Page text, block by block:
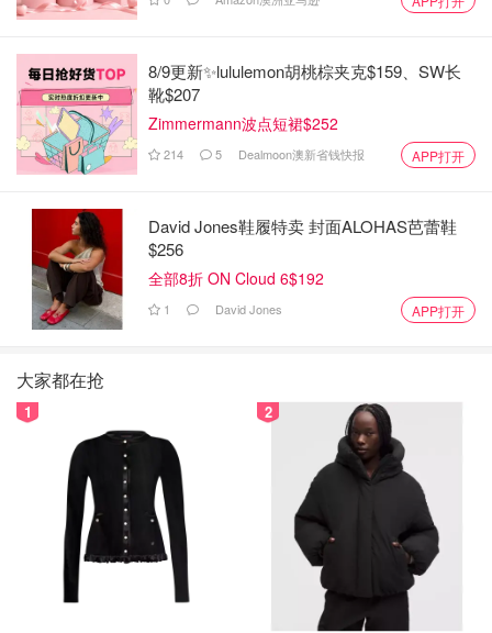
8/9更新✨lululemon胡桃棕夹克$159、SW长
靴$207
Zimmermann波点短裙$252
214 5 Dealmoon澳新省钱快报 APP打开
David Jones鞋履特卖 封面ALOHAS芭蕾鞋
$256
全部8折 ON Cloud 6$192
1 David Jones APP打开
大家都在抢
1 2